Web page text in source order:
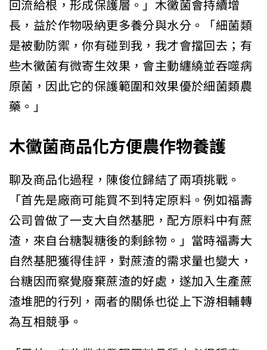
長，益於作物吸納更多養分與水分。「細菌類
是被動防禦，你有碰到我，我才會擋回去；有
些木黴菌有微寄生效果，會主動纏繞並吞噬病
原菌，因此它的保護範圍和效果優於細菌類農
藥。」
木黴菌商品化方便農作物養護
聊及商品化過程，陳俊位歸結了兩項挑戰。
「首先是廠商可能買不到特定原料。例如福壽
公司曾做了一支大自然基肥，配方原料中有蔗
渣，來自台糖製糖後的剩餘物。」當時福壽大
自然基肥獲得佳評，對蔗渣的需求量也變大，
台糖因而察覺廢棄蔗渣的好處，遂加入生產蔗
渣堆肥的行列，兩者的關係也從上下游相輔轉
為互相競爭。